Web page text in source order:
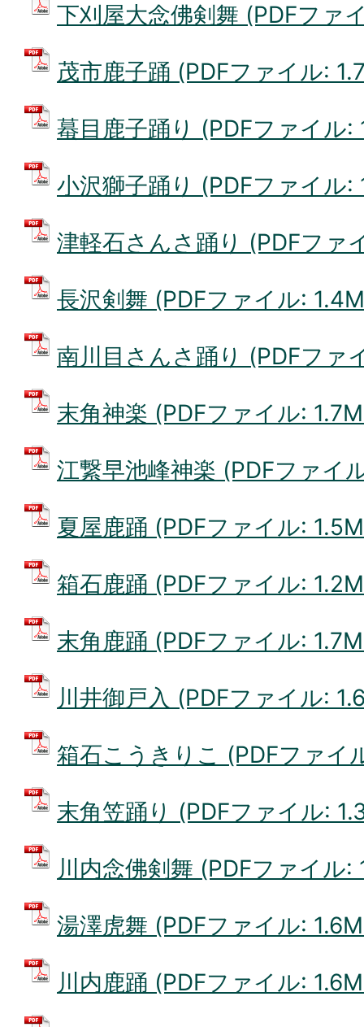
下刈屋大念佛剣舞 (PDFファ
茂市鹿子踊 (PDFファイル:
蟇目鹿子踊り (PDFファイル:
小沢獅子踊り (PDFファイル:
津軽石さんさ踊り (PDFファ
長沢剣舞 (PDFファイル:
南川目さんさ踊り (PDFファ
末角神楽 (PDFファイル:
江繋早池峰神楽 (PDFファイ
夏屋鹿踊 (PDFファイル:
箱石鹿踊 (PDFファイル:
末角鹿踊 (PDFファイル:
川井御戸入 (PDFファイル:
箱石こうきりこ (PDFファイ
末角笠踊り (PDFファイル:
川内念佛剣舞 (PDFファイル:
湯澤虎舞 (PDFファイル:
川内鹿踊 (PDFファイル: